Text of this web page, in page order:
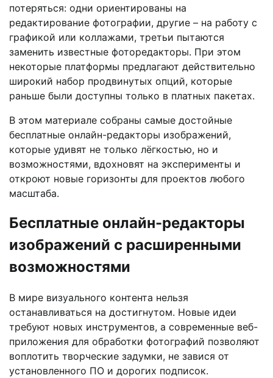
потеряться: одни ориентированы на
редактирование фотографии, другие – на работу с
графикой или коллажами, третьи пытаются
заменить известные фоторедакторы. При этом
некоторые платформы предлагают действительно
широкий набор продвинутых опций, которые
раньше были доступны только в платных пакетах.
В этом материале собраны самые достойные
бесплатные онлайн-редакторы изображений,
которые удивят не только лёгкостью, но и
возможностями, вдохновят на эксперименты и
откроют новые горизонты для проектов любого
масштаба.
Бесплатные онлайн-редакторы
изображений с расширенными
возможностями
В мире визуального контента нельзя
останавливаться на достигнутом. Новые идеи
требуют новых инструментов, а современные веб-
приложения для обработки фотографий позволяют
воплотить творческие задумки, не завися от
установленного ПО и дорогих подписок.